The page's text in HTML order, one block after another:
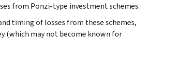
from Ponzi-type investment schemes.
timing of losses from these schemes,
(which may not become known for